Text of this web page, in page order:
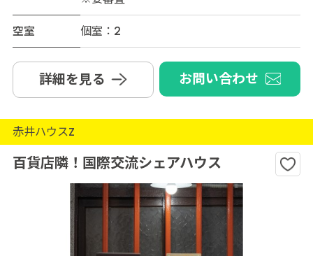
空室
個室：2
詳細を見る お問い合わせ
赤井ハウスZ
百貨店隣！国際交流シェアハウス